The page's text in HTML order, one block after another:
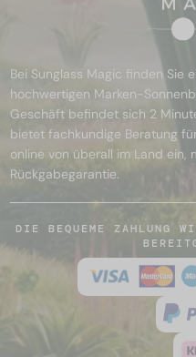
Bei Sunglass Magic finden Sie
hochwertigen Marken-
Geschäft befindet sich 2
bietet fachkundige Beratung
online von überall im Land ein,
Rückgabegarantie.
DIE BEQUEME ZAHLUNG